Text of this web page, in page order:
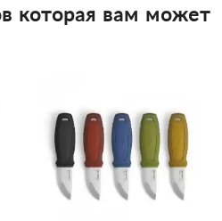
которая вам может